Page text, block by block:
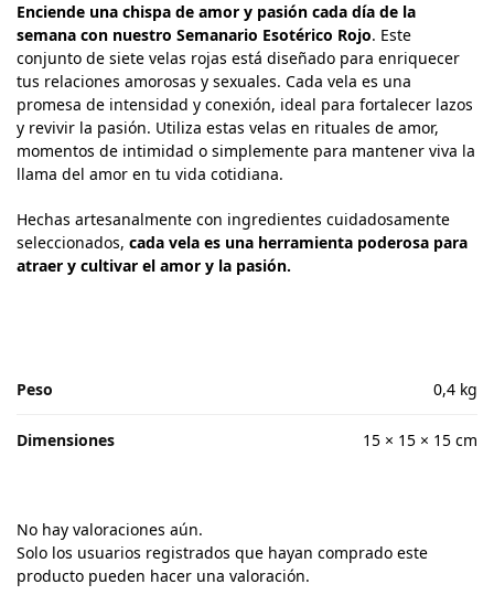
Enciende una chispa de amor y pasión cada día de la
semana con nuestro Semanario Esotérico Rojo. Este
conjunto de siete velas rojas está diseñado para enriquecer
tus relaciones amorosas y sexuales. Cada vela es una
promesa de intensidad y conexión, ideal para fortalecer lazos
y revivir la pasión. Utiliza estas velas en rituales de amor,
momentos de intimidad o simplemente para mantener viva la
llama del amor en tu vida cotidiana.
Hechas artesanalmente con ingredientes cuidadosamente
seleccionados, cada vela es una herramienta poderosa para
atraer y cultivar el amor y la pasión.
Peso 0,4 kg
Dimensiones 15 × 15 × 15 cm
No hay valoraciones aún.
Solo los usuarios registrados que hayan comprado este
producto pueden hacer una valoración.